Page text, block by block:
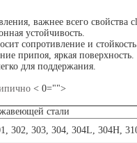
важнее всего свойства
устойчивость.
сопротивление и
припоя, яркая поверхность.
для поддержания.
< 0="">
стали
302, 303, 304, 304L, 304H,